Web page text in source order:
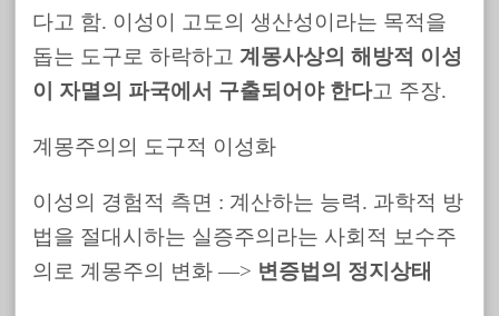
다고 함. 이성이 고도의 생산성이라는 목적을
돕는 도구로 하락하고 계몽사상의 해방적 이성
이 자멸의 파국에서 구출되어야 한다고 주장.
계몽주의의 도구적 이성화
이성의 경험적 측면 : 계산하는 능력. 과학적 방
법을 절대시하는 실증주의라는 사회적 보수주
의로 계몽주의 변화 —> 변증법의 정지상태